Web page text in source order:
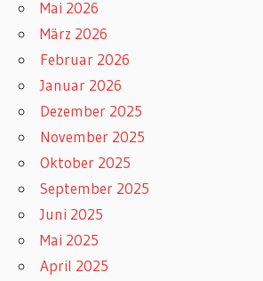
Mai 2026
März 2026
Februar 2026
Januar 2026
Dezember 2025
November 2025
Oktober 2025
September 2025
Juni 2025
Mai 2025
April 2025